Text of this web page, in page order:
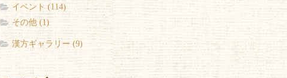
イベント (114)
その他 (1)
漢方ギャラリー (9)